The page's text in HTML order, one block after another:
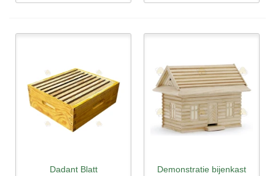
Dadant Blatt
Demonstratie bijenkast